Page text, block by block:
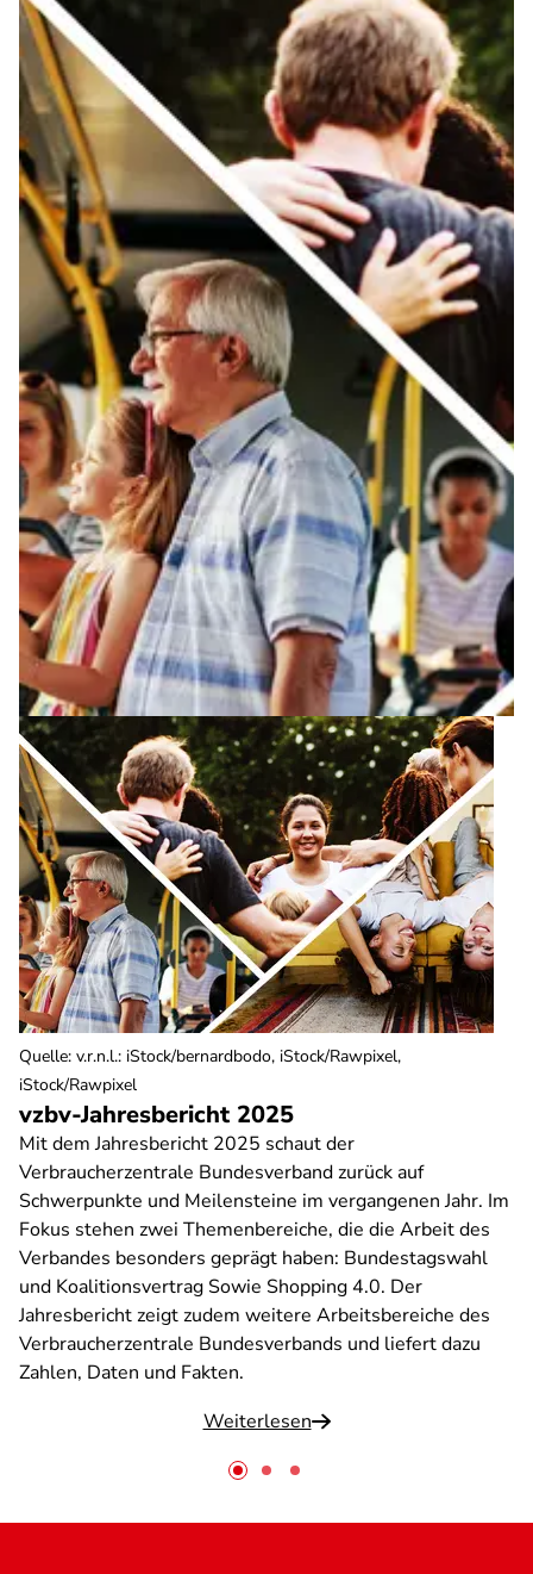
vzbv-Jahresbericht 2025
Mit dem Jahresbericht 2025 schaut der
Verbraucherzentrale Bundesverband zurück auf
Schwerpunkte und Meilensteine im vergangenen Jahr. Im
Fokus stehen zwei Themenbereiche, die die Arbeit des
Verbandes besonders geprägt haben: Bundestagswahl
und Koalitionsvertrag Sowie Shopping 4.0. Der
Jahresbericht zeigt zudem weitere Arbeitsbereiche des
Verbraucherzentrale Bundesverbands und liefert dazu
Zahlen, Daten und Fakten.
Weiterlesen
Quelle: v.r.n.l.: iStock/bernardbodo, iStock/Rawpixel,
iStock/Rawpixel